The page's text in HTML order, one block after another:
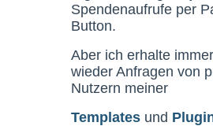
Spendenaufrufe per
Button.
Aber ich erhalte
wieder Anfragen von
Nutzern meiner
Templates und